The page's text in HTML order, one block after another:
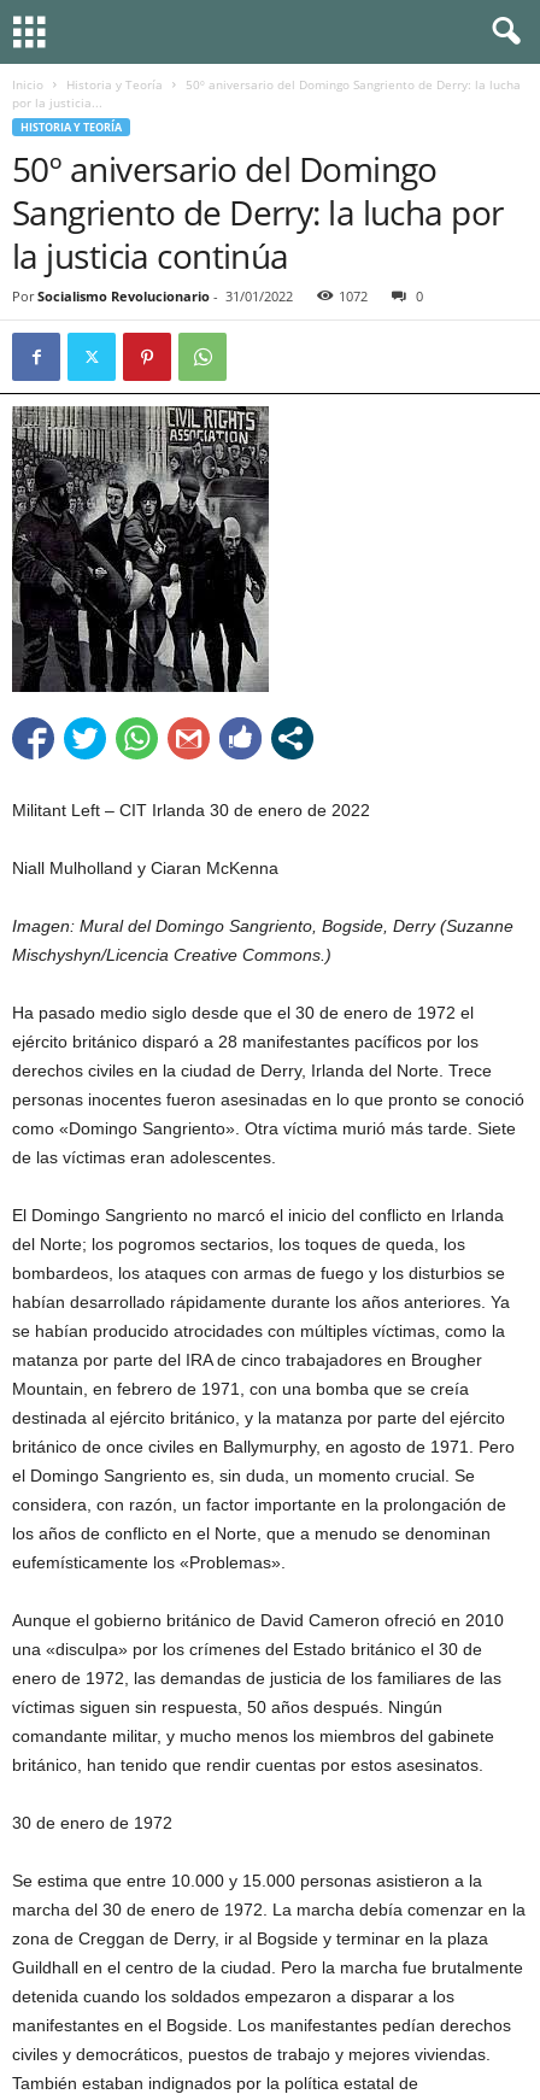
Inicio Historia y Teoría
50º aniversario del Domingo Sangriento de Derry: la lucha
por la justicia...
HISTORIA Y TEORÍA
50º aniversario del Domingo
Sangriento de Derry: la lucha por
la justicia continúa
Por Socialismo Revolucionario - 31/01/2022 1072 0
Militant Left – CIT Irlanda 30 de enero de 2022
Niall Mulholland y Ciaran McKenna
Imagen: Mural del Domingo Sangriento, Bogside, Derry (Suzanne
Mischyshyn/Licencia Creative Commons.)
Ha pasado medio siglo desde que el 30 de enero de 1972 el
ejército británico disparó a 28 manifestantes pacíficos por los
derechos civiles en la ciudad de Derry, Irlanda del Norte. Trece
personas inocentes fueron asesinadas en lo que pronto se conoció
como «Domingo Sangriento». Otra víctima murió más tarde. Siete
de las víctimas eran adolescentes.
El Domingo Sangriento no marcó el inicio del conflicto en Irlanda
del Norte; los pogromos sectarios, los toques de queda, los
bombardeos, los ataques con armas de fuego y los disturbios se
habían desarrollado rápidamente durante los años anteriores. Ya
se habían producido atrocidades con múltiples víctimas, como la
matanza por parte del IRA de cinco trabajadores en Brougher
Mountain, en febrero de 1971, con una bomba que se creía
destinada al ejército británico, y la matanza por parte del ejército
británico de once civiles en Ballymurphy, en agosto de 1971. Pero
el Domingo Sangriento es, sin duda, un momento crucial. Se
considera, con razón, un factor importante en la prolongación de
los años de conflicto en el Norte, que a menudo se denominan
eufemísticamente los «Problemas».
Aunque el gobierno británico de David Cameron ofreció en 2010
una «disculpa» por los crímenes del Estado británico el 30 de
enero de 1972, las demandas de justicia de los familiares de las
víctimas siguen sin respuesta, 50 años después. Ningún
comandante militar, y mucho menos los miembros del gabinete
británico, han tenido que rendir cuentas por estos asesinatos.
30 de enero de 1972
Se estima que entre 10.000 y 15.000 personas asistieron a la
marcha del 30 de enero de 1972. La marcha debía comenzar en la
zona de Creggan de Derry, ir al Bogside y terminar en la plaza
Guildhall en el centro de la ciudad. Pero la marcha fue brutalmente
detenida cuando los soldados empezaron a disparar a los
manifestantes en el Bogside. Los manifestantes pedían derechos
civiles y democráticos, puestos de trabajo y mejores viviendas.
También estaban indignados por la política estatal de